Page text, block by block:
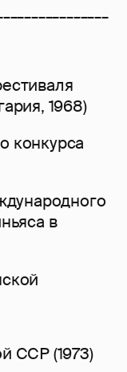
1968)
конкурса
в
ССР (1973)